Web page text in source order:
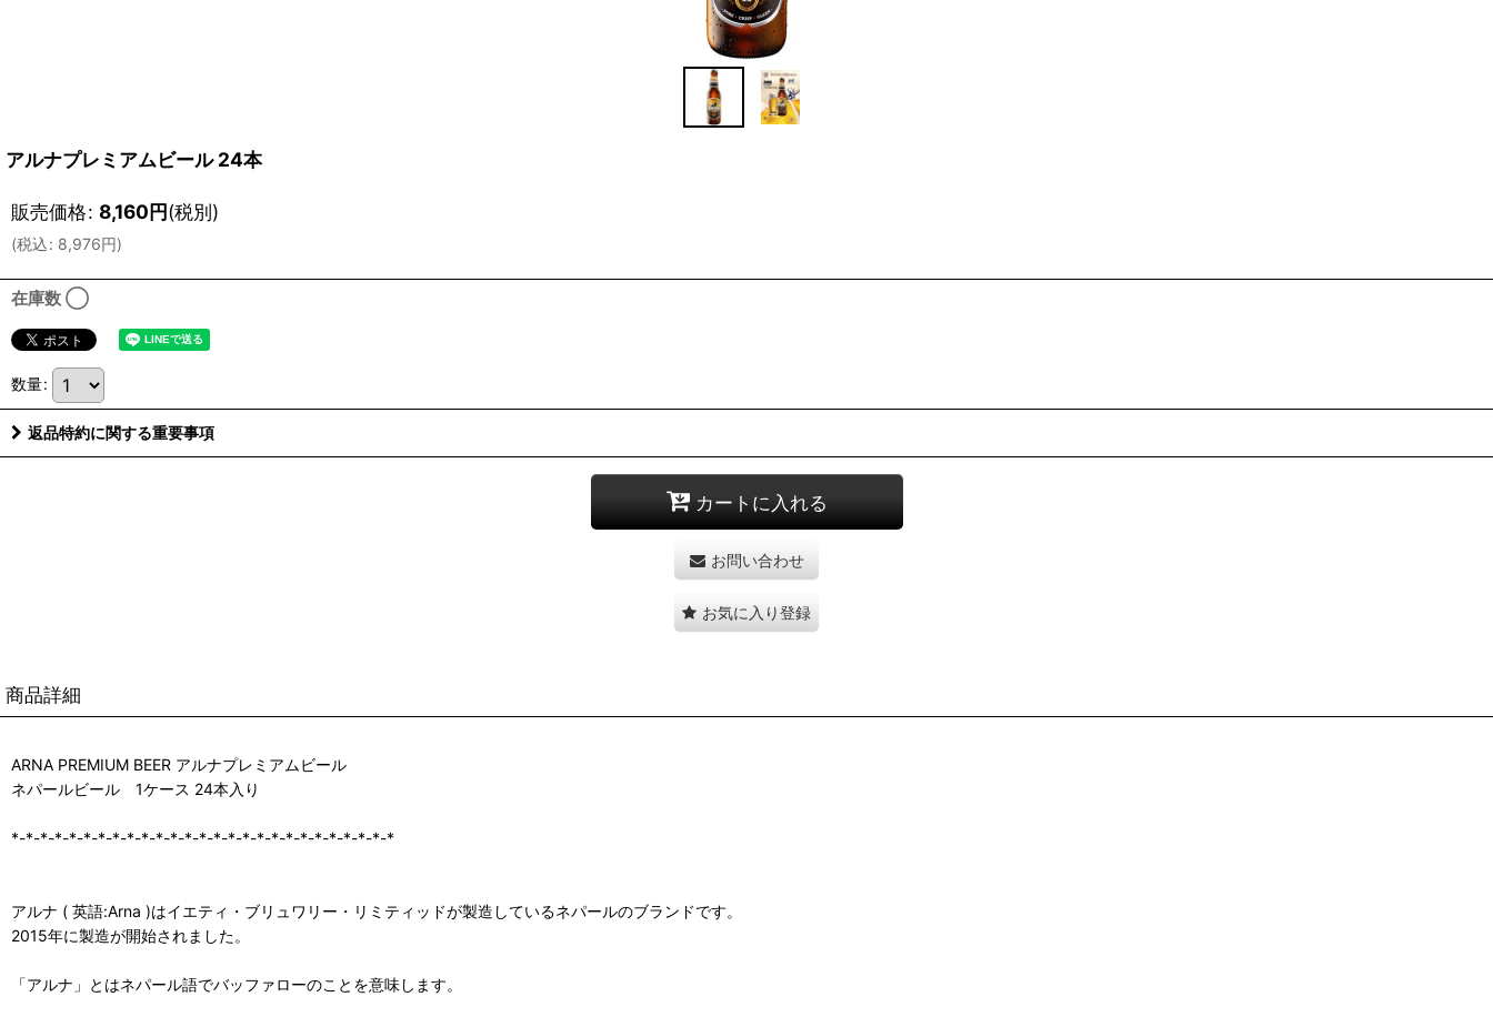
アルナプレミアムビール 24本
販売価格: 8,160円(税別)
(税込: 8,976円)
在庫数 ◯
数量:
返品特約に関する重要事項
カートに入れる
お問い合わせ
お気に入り登録
商品詳細
ARNA PREMIUM BEER アルナプレミアムビール
ネパールビール 1ケース 24本入り
*-*-*-*-*-*-*-*-*-*-*-*-*-*-*-*-*-*-*-*-*-*-*-*-*-*-*
アルナ ( 英語:Arna )はイエティ・ブリュワリー・リミティッドが製造しているネパールのブランドです。
2015年に製造が開始されました。
「アルナ」とはネパール語でバッファローのことを意味します。